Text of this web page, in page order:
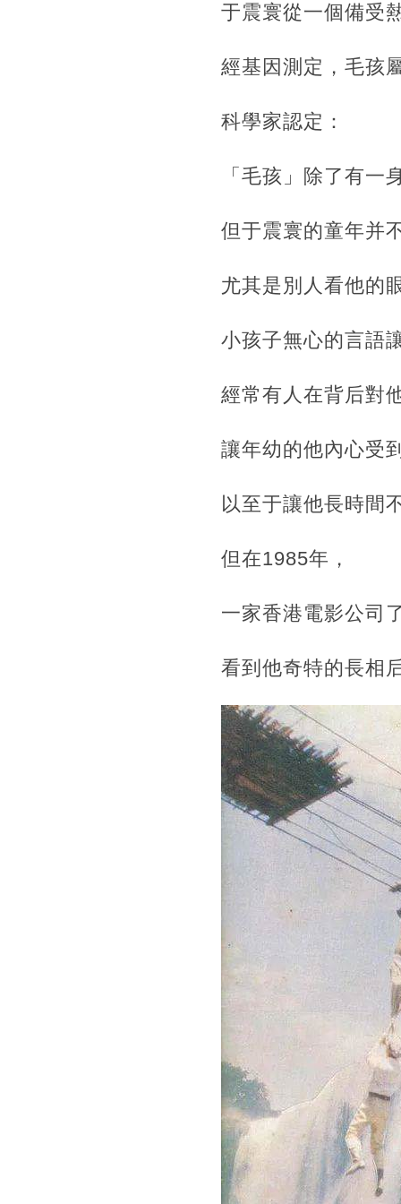
于震寰從一個備受
經基因測定，毛孩
科學家認定：
「毛孩」除了有
但于震寰的童年并
尤其是別人看他的
小孩子無心的言語
經常有人在背后對
讓年幼的他內心受
以至于讓他長時間
但在1985年，‍‍
一家香港電影公司
看到他奇特的長相